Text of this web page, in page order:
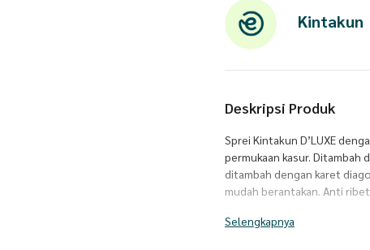
Kintakun
Deskripsi Produk
Sprei Kintakun D’LUXE
permukaan kasur. Ditambah
ditambah dengan karet
mudah berantakan. Anti
microtex yang dilengkapi
Selengkapnya